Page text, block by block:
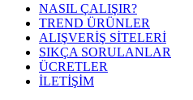
NASIL ÇALIŞIR?
TREND ÜRÜNLER
ALIŞVERİŞ SİTELERİ
SIKÇA SORULANLAR
ÜCRETLER
İLETİŞİM